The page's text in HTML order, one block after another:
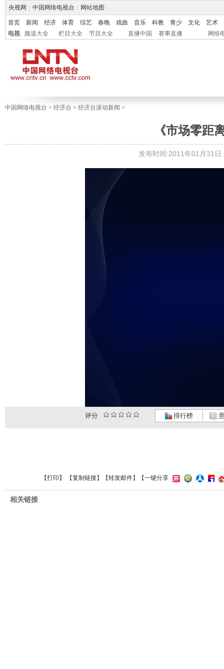
央视网 中国网络电视台 网站地图
首页 新闻 经济 体育 综艺 春晚 戏曲 音乐 科教 青少 文化
艺术
电视
频道大全 栏目大全 节目大全 直播中国 赛事直播 网络
中国网络电视台 > 经济台 > 经济台滚动新闻 >
《市场零距
发布时间:2011年01月31
评分 排行榜
【打印 】 【复制链接】【转发邮件】 【一键分享
相关链接